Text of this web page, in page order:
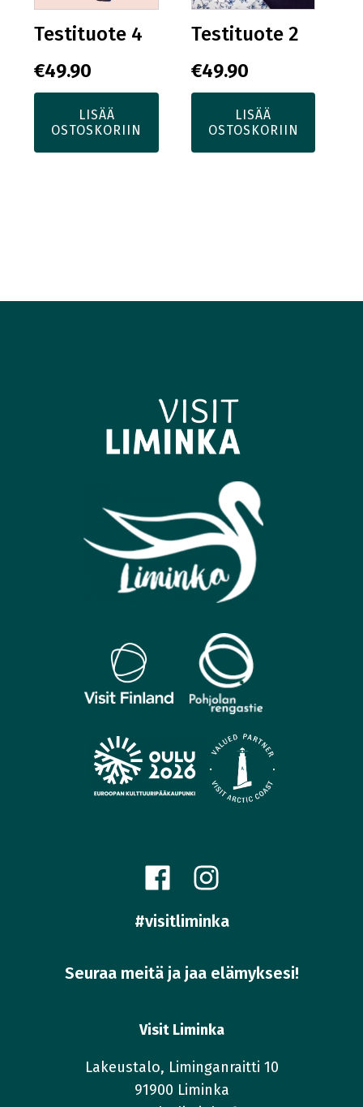
Testituote 4
€49.90
LISÄÄ
OSTOSKORIIN
Testituote 2
€49.90
LISÄÄ
OSTOSKORIIN
#visitliminka
Seuraa meitä ja jaa elämyksesi!
Visit Liminka
Lakeustalo, Liminganraitti 10
91900 Liminka